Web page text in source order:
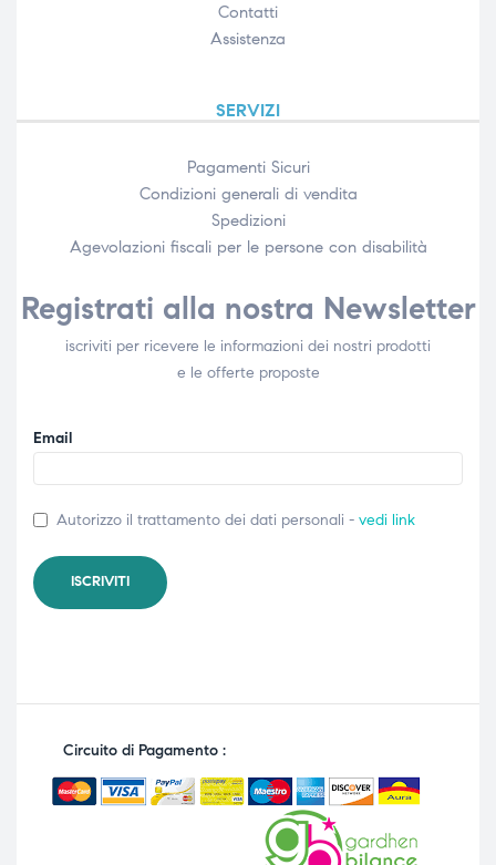
Contatti
Assistenza
SERVIZI
Pagamenti Sicuri
Condizioni generali di vendita
Spedizioni
Agevolazioni fiscali per le persone con disabilità​
Registrati alla nostra Newsletter
iscriviti per ricevere le informazioni dei nostri prodotti
e le offerte proposte
Email
Autorizzo il trattamento dei dati personali - vedi link
Circuito di Pagamento :